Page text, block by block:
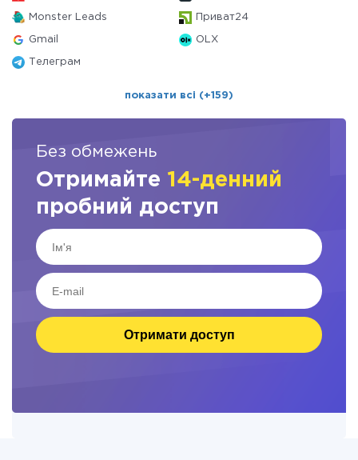
Monster Leads Приват24
Gmail OLX
Телеграм
показати всі (+159)
Без обмежень
Отримайте 14-денний
пробний доступ
Отримати доступ